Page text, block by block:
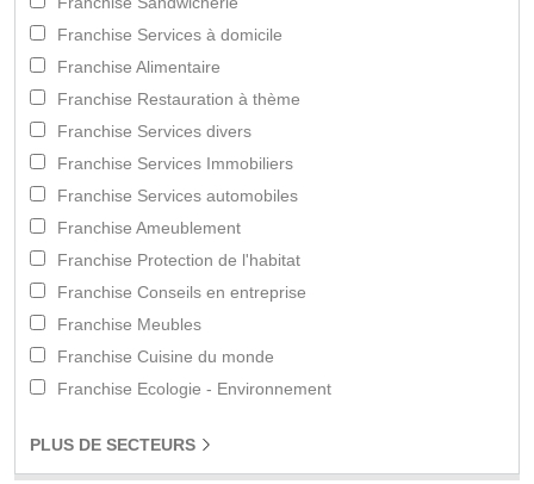
Franchise Services à domicile
Franchise Alimentaire
Franchise Restauration à thème
Franchise Services divers
Franchise Services Immobiliers
Franchise Services automobiles
Franchise Ameublement
Franchise Protection de l'habitat
Franchise Conseils en entreprise
Franchise Meubles
Franchise Cuisine du monde
Franchise Ecologie - Environnement
PLUS DE SECTEURS